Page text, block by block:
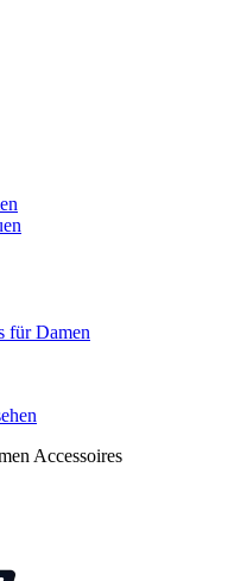
für Damen
Accessoires